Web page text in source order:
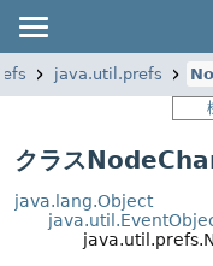
java.util.prefs
クラス
java.lang.Object